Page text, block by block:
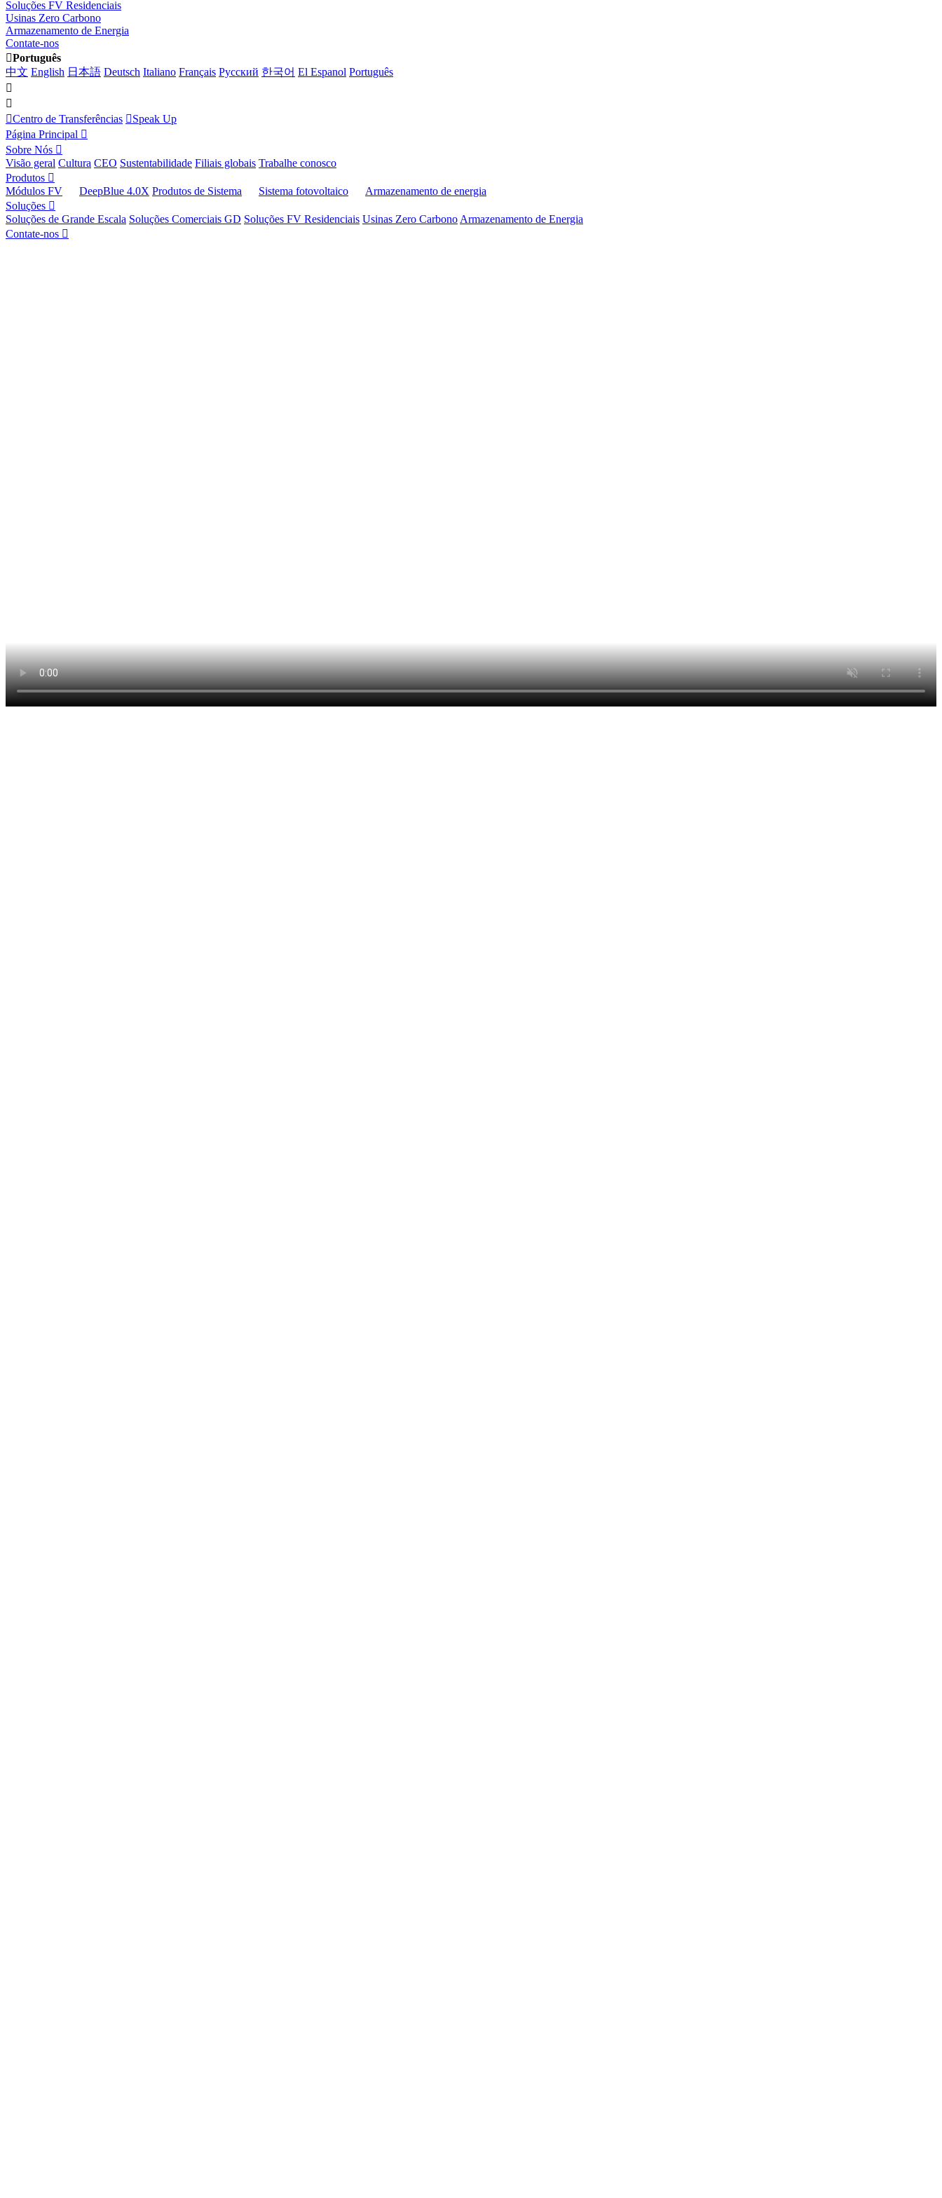
Soluções FV Residenciais
Usinas Zero Carbono
Armazenamento de Energia
Contate-nos
Português
中文 English 日本語 Deutsch Italiano Français Pусский 한국어 El Espanol Português
Centro de Transferências
Speak Up
Página Principal
Sobre Nós
Visão geral Cultura CEO Sustentabilidade Filiais globais Trabalhe conosco
Produtos
Módulos FV
DeepBlue 4.0X Produtos de Sistema Sistema fotovoltaico
Armazenamento de energia
Soluções
Soluções de Grande Escala Soluções Comerciais GD Soluções FV Residenciais Usinas Zero CarbonoArmazenamento de Energia
Contate-nos